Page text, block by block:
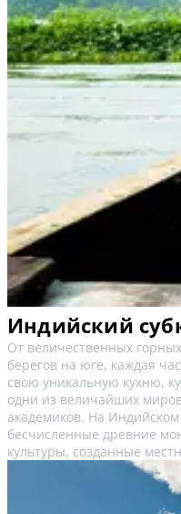
Индийский
От величественных
берегов на юге, каждая
свою уникальную кухню,
одни из величайших
академиков. На Индийском
бесчисленные древние
культуры, созданные